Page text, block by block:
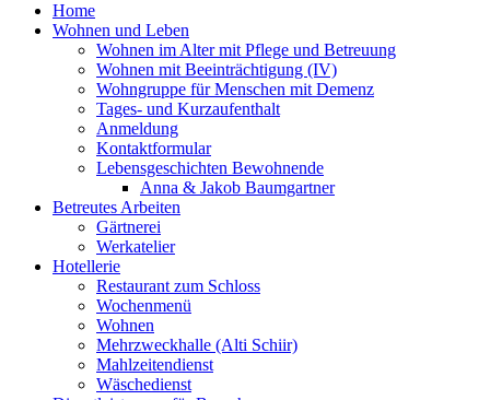
Home
Wohnen und Leben
Wohnen im Alter mit Pflege und Betreuung
Wohnen mit Beeinträchtigung (IV)
Wohngruppe für Menschen mit Demenz
Tages- und Kurzaufenthalt
Anmeldung
Kontaktformular
Lebensgeschichten Bewohnende
Anna & Jakob Baumgartner
Betreutes Arbeiten
Gärtnerei
Werkatelier
Hotellerie
Restaurant zum Schloss
Wochenmenü
Wohnen
Mehrzweckhalle (Alti Schiir)
Mahlzeitendienst
Wäschedienst